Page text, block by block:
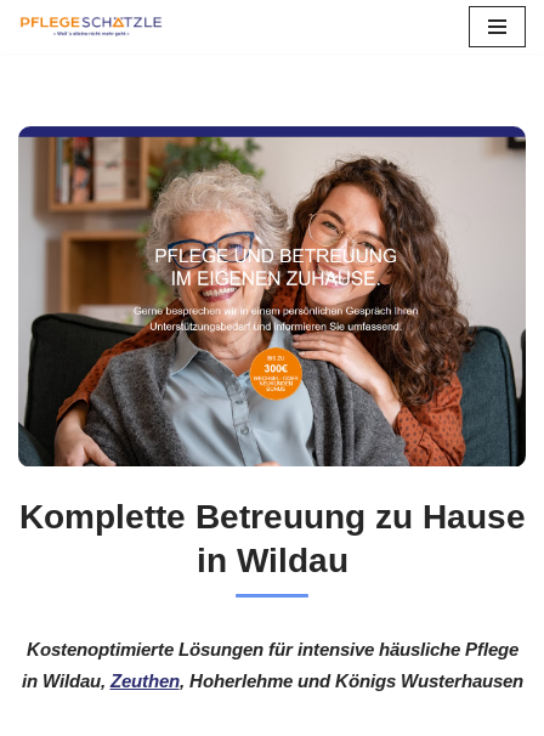
springen
Komplette Betreuung zu Hause
in Wildau
Kostenoptimierte Lösungen für intensive häusliche Pflege
in Wildau, Zeuthen, Hoherlehme und Königs Wusterhausen